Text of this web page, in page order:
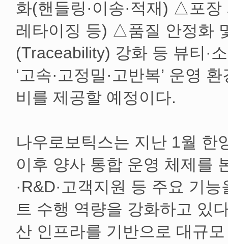
화(핸들링·이송·적재) △포장
레타이징 등) △품질 안정화
(Traceability) 강화 등 뷰티·
‘고속·고정밀·고반복’ 운영
비를 제공할 예정이다.
나우로보틱스는 지난 1월 한
이후 양사 통합 운영 체제를
·R&D·고객지원 등 주요 기
트 수행 역량을 강화하고 있
산 인프라를 기반으로 대규